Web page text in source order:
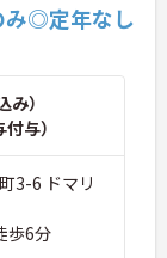
み◎定年なし
）
与）
3-6 ドマリ
歩6分